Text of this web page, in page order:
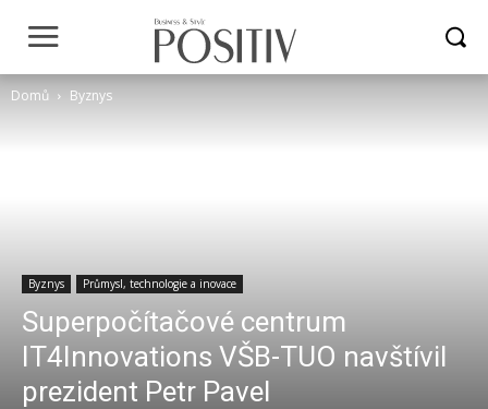
Domů Byznys
Byznys Průmysl, technologie a inovace
Superpočítačové centrum
IT4Innovations VŠB-TUO navštívil
prezident Petr Pavel